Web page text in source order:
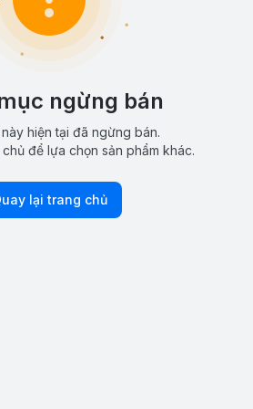
ngừng bán
hiện tại đã ngừng bán.
để lựa chọn sản phẩm khác.
lại trang chủ